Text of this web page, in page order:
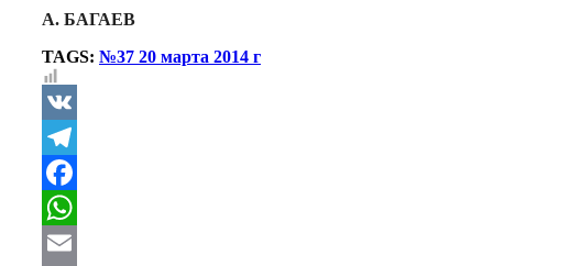
А. БАГАЕВ
TAGS: №37 20 марта 2014 г
VK
Telegram
Facebook
WhatsApp